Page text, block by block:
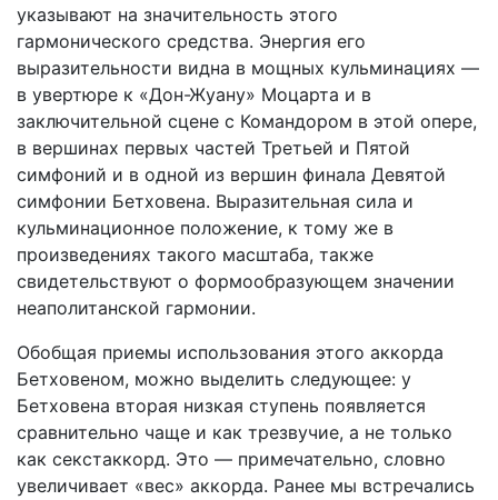
указывают на значительность этого
гармонического средства. Энергия его
выразительности видна в мощных кульминациях —
в увертюре к «Дон-Жуану» Моцарта и в
заключительной сцене с Командором в этой опере,
в вершинах первых частей Третьей и Пятой
симфоний и в одной из вершин финала Девятой
симфонии Бетховена. Выразительная сила и
кульминационное положение, к тому же в
произведениях такого масштаба, также
свидетельствуют о формообразующем значении
неаполитанской гармонии.
Обобщая приемы использования этого аккорда
Бетховеном, можно выделить следующее: у
Бетховена вторая низкая ступень появляется
сравнительно чаще и как трезвучие, а не только
как секстаккорд. Это — примечательно, словно
увеличивает «вес» аккорда. Ранее мы встречались